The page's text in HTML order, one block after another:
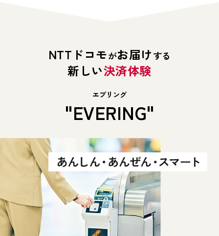
NTTドコモがお届けする
新しい決済体験
"EVERING"
エブリング